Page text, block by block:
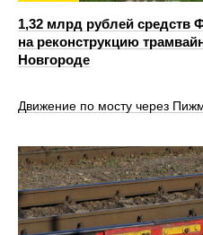
1,32 млрд рублей средств
на реконструкцию
Новгороде
Движение по мосту через